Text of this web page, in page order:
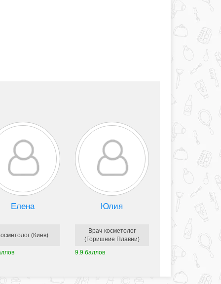
Елена
(Киев)
Юлия
Врач-косметолог
(Горишние Плавни)
9.9 баллов